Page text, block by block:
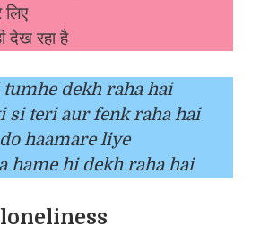
लिए
देख रहा है
tumhe dekh raha hai
si teri aur fenk raha hai
haamare liye
hame hi dekh raha hai